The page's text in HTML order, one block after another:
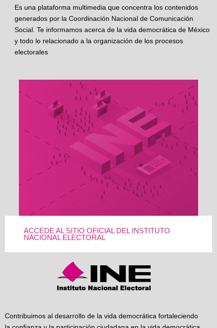
Es una plataforma multimedia que concentra los contenidos
generados por la Coordinación Nacional de Comunicación
Social. Te informamos acerca de la vida democrática de México
y todo lo relacionado a la organización de los procesos
electorales
ACCEDE AL SITIO OFICIAL DEL INSTITUTO
NACIONAL ELECTORAL
Contribuimos al desarrollo de la vida democrática fortaleciendo